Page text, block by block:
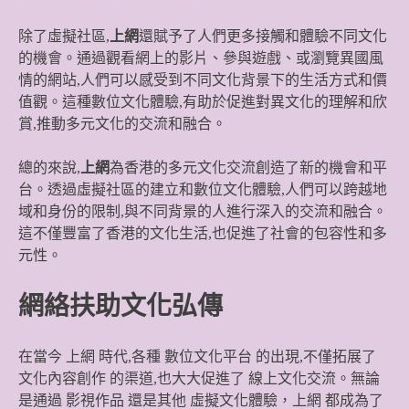
除了虛擬社區,上網還賦予了人們更多接觸和體驗不同文化
的機會。通過觀看網上的影片、參與遊戲、或瀏覽異國風
情的網站,人們可以感受到不同文化背景下的生活方式和價
值觀。這種數位文化體驗,有助於促進對異文化的理解和欣
賞,推動多元文化的交流和融合。
總的來說,上網為香港的多元文化交流創造了新的機會和平
台。透過虛擬社區的建立和數位文化體驗,人們可以跨越地
域和身份的限制,與不同背景的人進行深入的交流和融合。
這不僅豐富了香港的文化生活,也促進了社會的包容性和多
元性。
網絡扶助文化弘傳
在當今 上網 時代,各種 數位文化平台 的出現,不僅拓展了
文化內容創作 的渠道,也大大促進了 線上文化交流 。無論
是通過 影視作品 還是其他 虛擬文化體驗 ， 上網 都成為了